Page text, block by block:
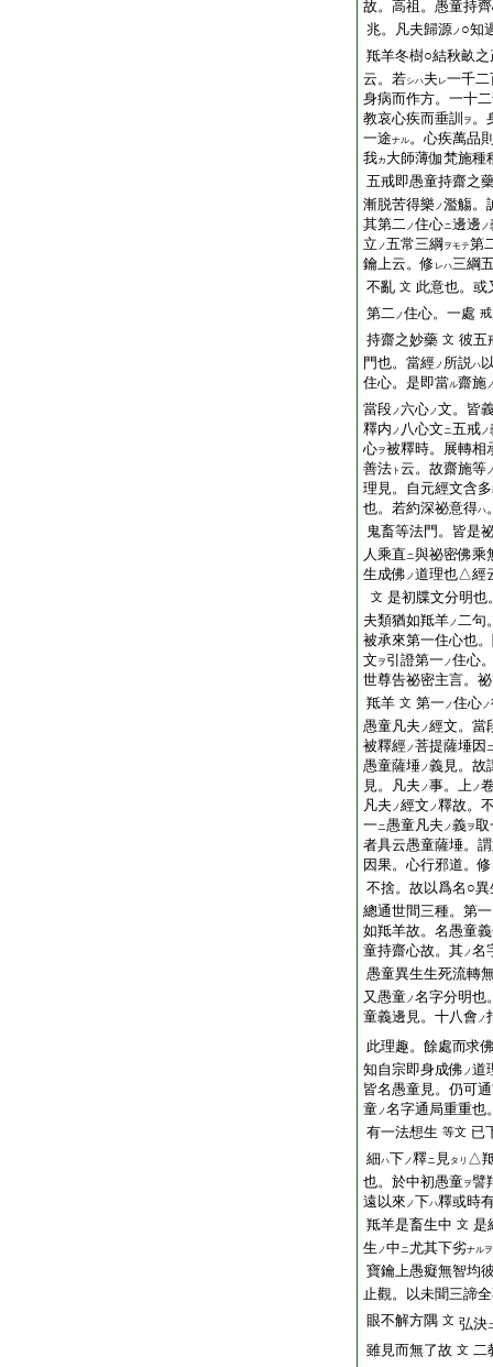
故。高祖。愚童持
兆。凡夫歸源ノ ○知
羝羊冬樹○結秋畝之
云。若シハ夫 レ一千二
身病而作方。一十
教哀心疾而垂訓 ヲ 。
一途ナル。心疾萬品
我カ 大師薄伽梵施種
五戒即愚童持齋之
漸脱苦得樂ノ濫觴。
其第二ノ住心ニ邊邊 ノ
立 ノ五常三綱 ヲモテ第
鑰上云。修 レハ三綱
不亂 文 此意也。或
第二ノ住心。一處
持齋之妙藥 文 彼五
門也。當經ノ 所説ハ
住心。是即當ル齋施
當段ノ六心ノ文。皆
釋内 ノ 八心文ニ五戒ノ
心ヲ被釋時。展轉相
善法 ト 云。故齋施等
理見。自元經文含
也。若約深祕意得ハ
鬼畜等法門。皆是
人乘直ニ與祕密佛乘
生成佛 ノ道理也△經
文 是初牒文分明也
夫類猶如羝羊ノ二句
被承來第一住心也
文 ヲ 引證第一ノ住心
世尊告祕密主言。
羝羊 文 第一ノ住心ノ
愚童凡夫 ノ經文。當
被釋經ノ菩提薩埵因
愚童薩埵ノ義見。故
見。凡夫 ノ事。上ノ
凡夫 ノ經文 ノ釋故。
一ニ愚童凡夫 ノ義ヲ取
者具云愚童薩埵。
因果。心行邪道。
不捨。故以爲名○異
總通世間三種。第一
如羝羊故。名愚童
童持齋心故。其ノ名
愚童異生生死流轉
又愚童ノ名字分明也
童義邊見。十八會ノ
此理趣。餘處而求
知自宗即身成佛 ノ道
皆名愚童見。仍可
童ノ名字通局重重也
有一法想生 等文 已
細ハ下ノ釋ニ 見タリ △
也。於中初愚童ヲ譬
遠以來 ノ下ハ釋或時
羝羊是畜生中 文 是
生 ノ中ニ尤其下劣ナルヲ
寶鑰上愚癡無智均
止觀。以未聞三諦
眼不解方隅 文 弘決
雖見而無了故 文 二